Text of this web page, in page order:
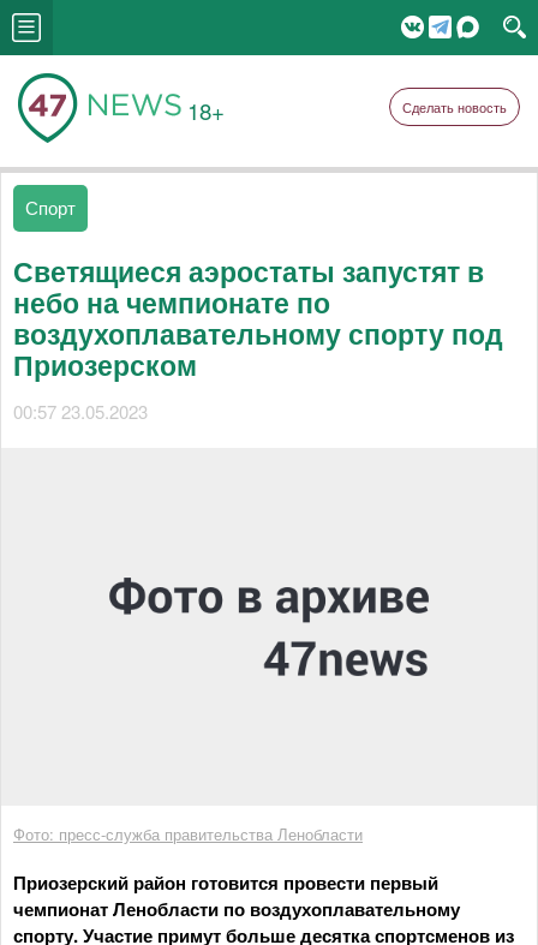
18+ Сделать новость
Спорт
Светящиеся аэростаты запустят в
небо на чемпионате по
воздухоплавательному спорту под
Приозерском
00:57 23.05.2023
Фото: пресс-служба правительства Ленобласти
Приозерский район готовится провести первый
чемпионат Ленобласти по воздухоплавательному
спорту. Участие примут больше десятка спортсменов из